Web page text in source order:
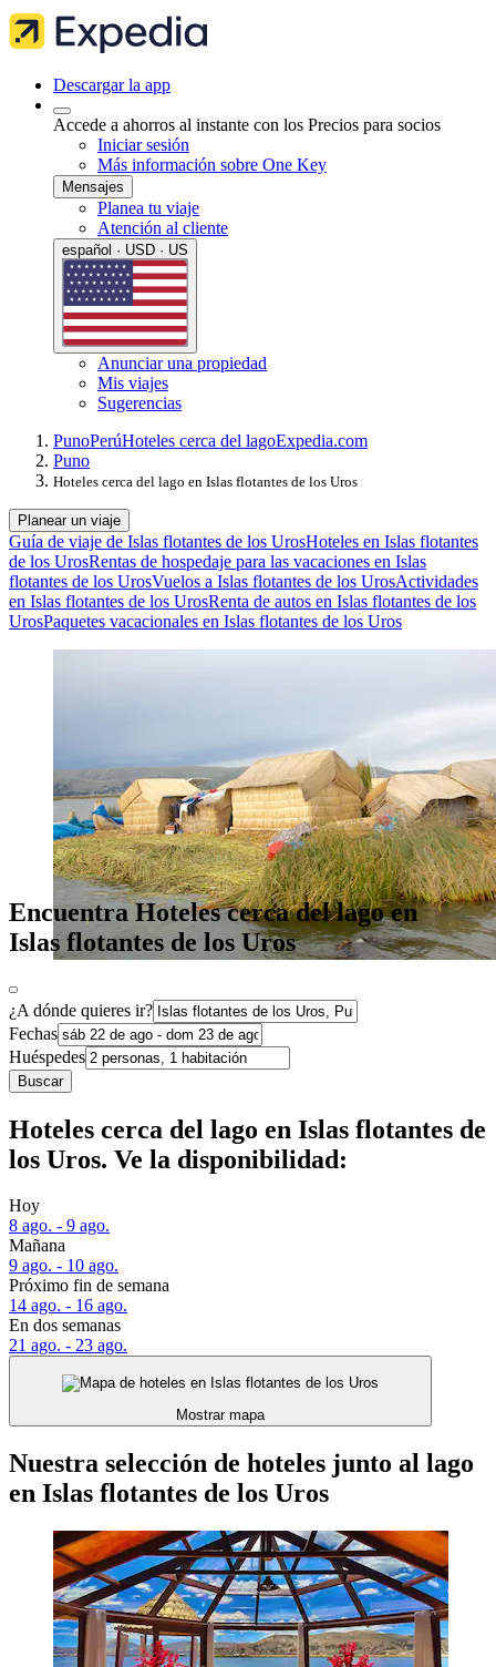
Descargar la app
Accede a ahorros al instante con los Precios para socios
Iniciar sesión
Más información sobre One Key
Mensajes
Planea tu viaje
Atención al cliente
español · USD · US
Anunciar una propiedad
Mis viajes
Sugerencias
PunoPerúHoteles cerca del lagoExpedia.com
Puno
Hoteles cerca del lago en Islas flotantes de los Uros
Planear un viaje
Guía de viaje de Islas flotantes de los UrosHoteles en Islas flotantes
de los UrosRentas de hospedaje para las vacaciones en Islas
flotantes de los UrosVuelos a Islas flotantes de los UrosActividades
en Islas flotantes de los UrosRenta de autos en Islas flotantes de los
UrosPaquetes vacacionales en Islas flotantes de los Uros
Encuentra Hoteles cerca del lago en
Islas flotantes de los Uros
¿A dónde quieres ir?
Fechas
Huéspedes
Buscar
Hoteles cerca del lago en Islas flotantes de
los Uros. Ve la disponibilidad:
Hoy
8 ago. - 9 ago.
Mañana
9 ago. - 10 ago.
Próximo fin de semana
14 ago. - 16 ago.
En dos semanas
21 ago. - 23 ago.
Mostrar mapa
Nuestra selección de hoteles junto al lago
en Islas flotantes de los Uros